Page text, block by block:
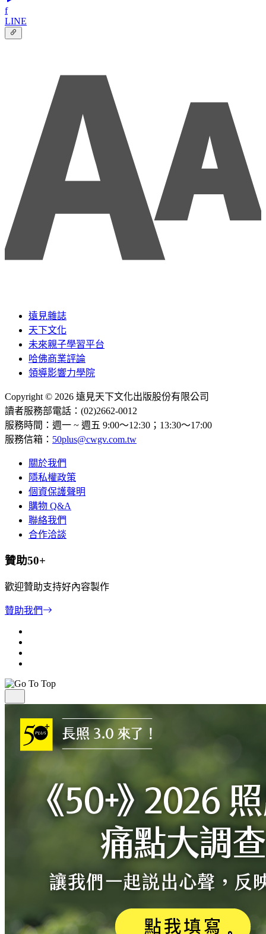
f
LINE
遠見雜誌
天下文化
未來親子學習平台
哈佛商業評論
領導影響力學院
Copyright © 2026 遠見天下文化出版股份有限公司
讀者服務部電話：(02)2662-0012
服務時間：週一 ~ 週五 9:00～12:30；13:30～17:00
服務信箱： 50plus@cwgv.com.tw
關於我們
隱私權政策
個資保護聲明
購物 Q&A
聯絡我們
合作洽談
贊助50+
歡迎贊助支持好內容製作
贊助我們